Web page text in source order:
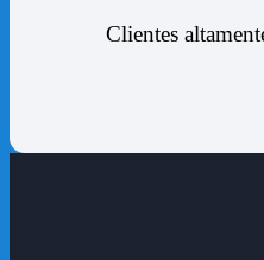
Clientes